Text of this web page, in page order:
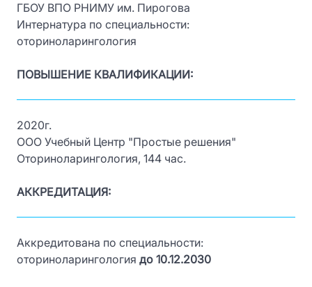
ГБОУ ВПО РНИМУ им. Пирогова
Интернатура по специальности:
оториноларингология
ПОВЫШЕНИЕ КВАЛИФИКАЦИИ:
2020г.
ООО Учебный Центр "Простые решения"
Оториноларингология, 144 час.
АККРЕДИТАЦИЯ:
Аккредитована по специальности:
оториноларингология до 10.12.2030